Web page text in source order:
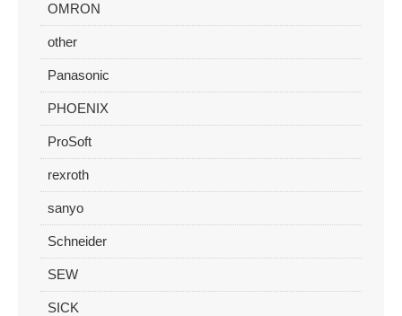
OMRON
other
Panasonic
PHOENIX
ProSoft
rexroth
sanyo
Schneider
SEW
SICK